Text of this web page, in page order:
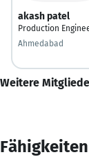
akash patel
Production
Ahmedabad
Weitere